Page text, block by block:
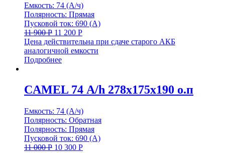
Емкость: 74 (А/ч)
Полярность: Прямая
Пусковой ток: 690 (А)
11 900Р 11 200 Р
Цена действительна при сдаче старого АКБ
аналогичной емкости
Подробнее
CAMEL 74 А/h 278х175х190 о.п
Емкость: 74 (А/ч)
Полярность: Обратная
Полярность: Прямая
Пусковой ток: 690 (А)
11 000Р 10 300 Р